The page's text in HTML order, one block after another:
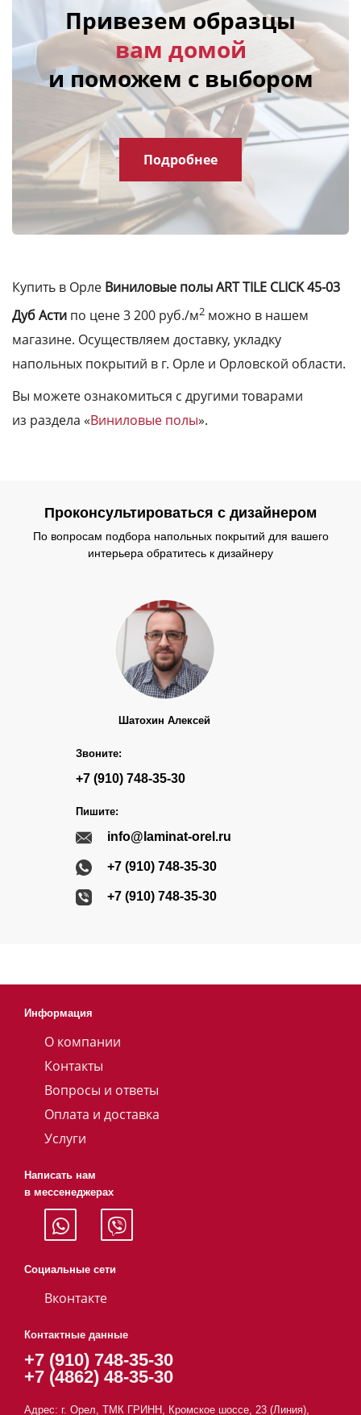
Привезем образцы
вам домой
и поможем с выбором
Подробнее
Купить в Орле Виниловые полы ART TILE CLICK 45-03
Дуб Асти по цене 3 200 руб./м2 можно в нашем
магазине. Осуществляем доставку, укладку
напольных покрытий в г. Орле и Орловской области.
Вы можете ознакомиться с другими товарами
из раздела «Виниловые полы».
Проконсультироваться с дизайнером
По вопросам подбора напольных покрытий для вашего
интерьера обратитесь к дизайнеру
Шатохин Алексей
Звоните:
+7 (910) 748-35-30
Пишите:
info@laminat-orel.ru
+7 (910) 748-35-30
+7 (910) 748-35-30
Информация
О компании
Контакты
Вопросы и ответы
Оплата и доставка
Услуги
Написать нам
в мессенеджерах
Социальные сети
Вконтакте
Контактные данные
+7 (910) 748-35-30
+7 (4862) 48-35-30
Адрес: г. Орел, ТМК ГРИНН, Кромское шоссе, 23 (Линия),